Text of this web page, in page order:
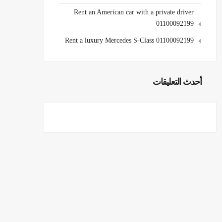
Rent an American car with a private driver
01100092199
Rent a luxury Mercedes S-Class 01100092199
أحدث التعليقات